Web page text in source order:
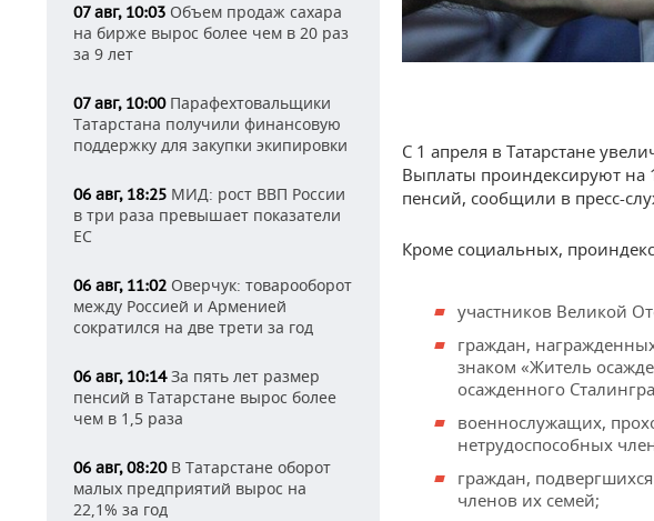
07 авг, 10:03 Объем продаж сахара
на бирже вырос более чем в 20 раз
за 9 лет
07 авг, 10:00Парафехтовальщики
Татарстана получили финансовую
поддержку для закупки экипировки
06 авг, 18:25 МИД: рост ВВП России
в три раза превышает показатели
ЕС
06 авг, 11:02 Оверчук: товарооборот
между Россией и Арменией
сократился на две трети за год
06 авг, 10:14За пять лет размер
пенсий в Татарстане вырос более
чем в 1,5 раза
06 авг, 08:20В Татарстане оборот
малых предприятий вырос на
22,1% за год
С 1 апреля в Татарстане
Выплаты проиндексируют на
пенсий, сообщили в пресс-
Кроме социальных,
участников Великой
граждан,
знаком «Житель
осажденного
военнослужащих,
нетрудоспособных
граждан,
членов их семей;